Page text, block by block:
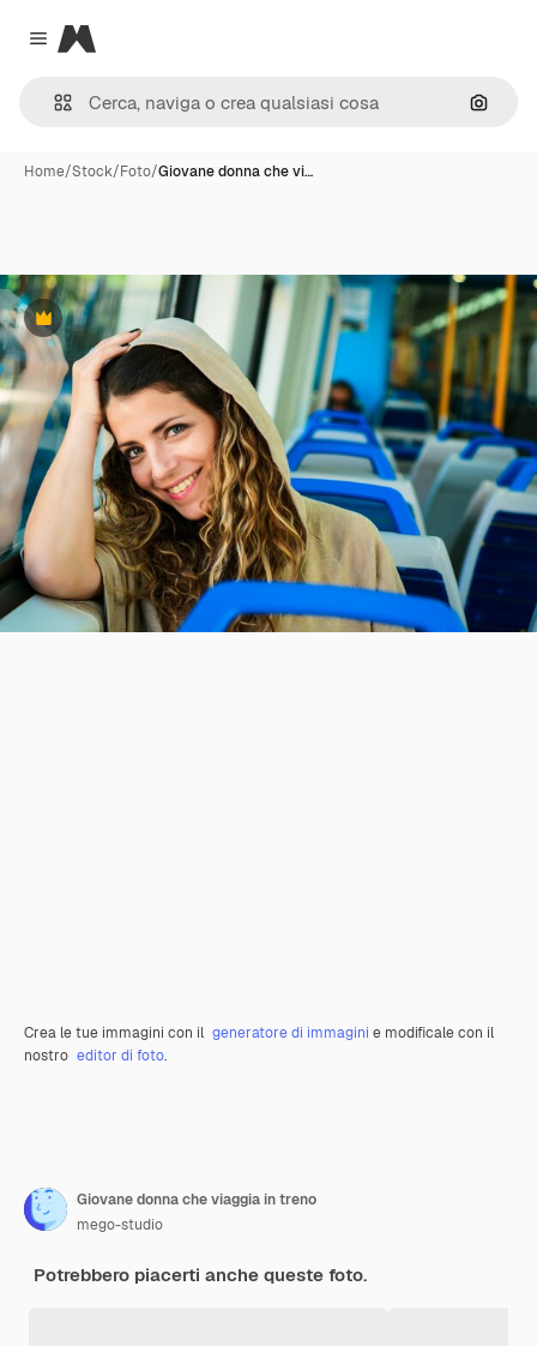
Close menu
Magnific
Cerca
Home/Stock/Foto/Giovane donna che vi…
Premium
Crea le tue immagini con il generatore di immagini e modificale con il
nostro editor di foto.
Giovane donna che viaggia in treno
mego-studio
Potrebbero piacerti anche queste foto.